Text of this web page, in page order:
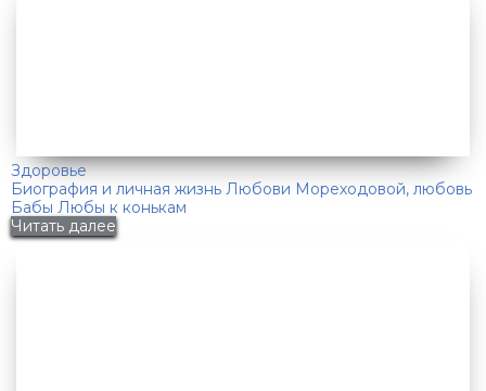
Здоровье
Биография и личная жизнь Любови Мореходовой, любовь
Бабы Любы к конькам
Читать далее